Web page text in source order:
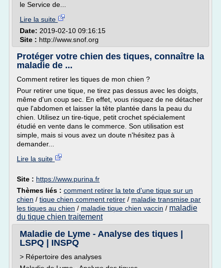
le Service de...
Lire la suite
Date: 2019-02-10 09:16:15
Site : http://www.snof.org
Protéger votre chien des tiques, connaître la
maladie de ...
Comment retirer les tiques de mon chien ?
Pour retirer une tique, ne tirez pas dessus avec les doigts,
même d'un coup sec. En effet, vous risquez de ne détacher
que l'abdomen et laisser la tête plantée dans la peau du
chien. Utilisez un tire-tique, petit crochet spécialement
étudié en vente dans le commerce. Son utilisation est
simple, mais si vous avez un doute n'hésitez pas à
demander...
Lire la suite
Site : https://www.purina.fr
Thèmes liés : comment retirer la tete d'une tique sur un
chien / tique chien comment retirer / maladie transmise par
les tiques au chien / maladie tique chien vaccin / maladie
du tique chien traitement
Maladie de Lyme - Analyse des tiques |
LSPQ | INSPQ
> Répertoire des analyses